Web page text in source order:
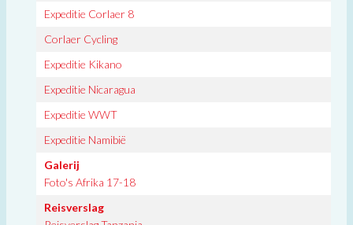
Expeditie Corlaer 8
Corlaer Cycling
Expeditie Kikano
Expeditie Nicaragua
Expeditie WWT
Expeditie Namibië
Galerij
Foto's Afrika 17-18
Reisverslag